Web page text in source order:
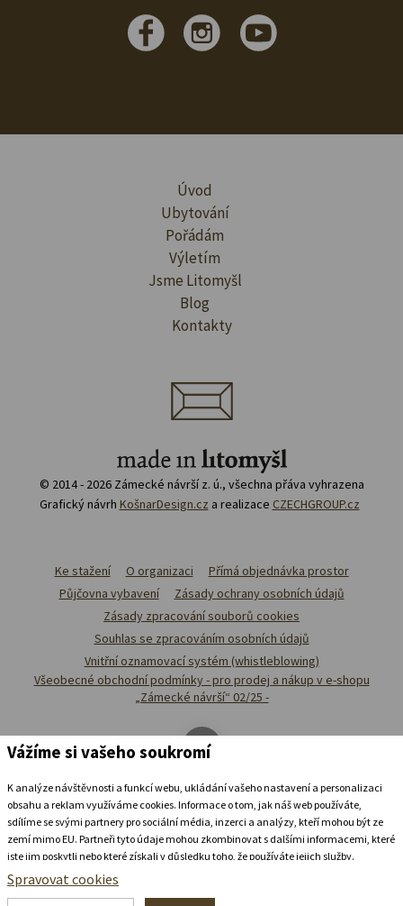
Ubytovat se v
Úvod
Ubytování
Pořádám
Výletím
Jsme Litomyšl
Blog
Kontakty
© 2014 - 2026 Zámecké návrší z. ú., všechna přáva vyhrazena
Grafický návrh KošnarDesign.cz a realizace CZECHGROUP.cz
Ke stažení O organizaci
Přímá objednávka prostor
Půjčovna vybavení
Zásady ochrany osobních údajů
Zásady zpracování souborů cookies
Souhlas se zpracováním osobních údajů
Vnitřní oznamovací systém (whistleblowing)
Všeobecné obchodní podmínky - pro prodej a nákup v e-shopu
„Zámecké návrší“ 02/25 -
Vážíme si vašeho soukromí
K analýze návštěvnosti a funkcí webu, ukládání vašeho nastavení a personalizaci
obsahu a reklam využíváme cookies. Informace o tom, jak náš web používáte,
sdílíme se svými partnery pro sociální média, inzerci a analýzy, kteří mohou být ze
zemí mimo EU. Partneři tyto údaje mohou zkombinovat s dalšími informacemi, které
jste jim poskytli nebo které získali v důsledku toho, že používáte jejich služby.
Podrobné informace
Spravovat cookies